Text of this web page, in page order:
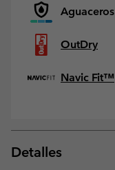
Aguaceros
OutDry
Navic Fit™
Detalles